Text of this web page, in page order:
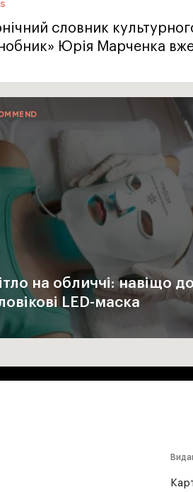
словник
Юрія Марченка
на обличчі: навіщо
LED-маска